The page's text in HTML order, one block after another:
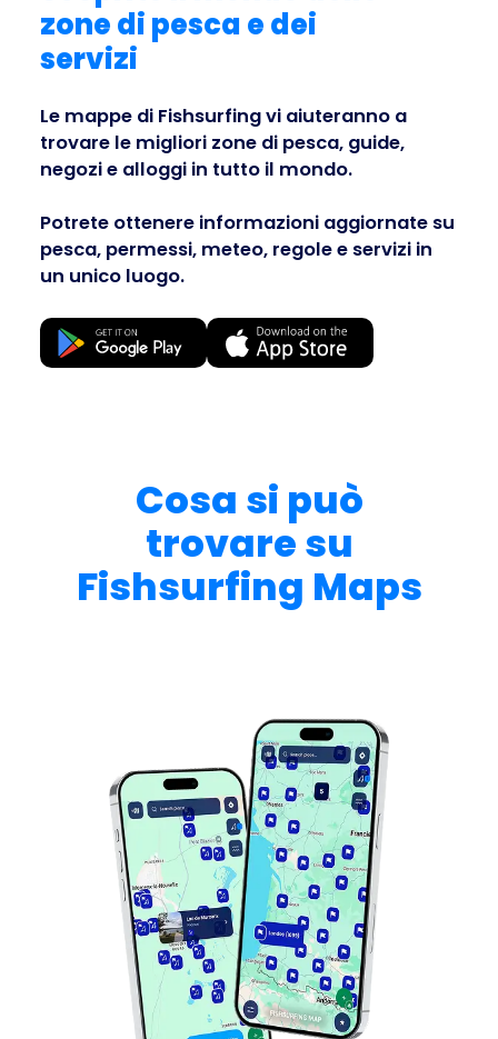
zone di pesca e dei
servizi
Le mappe di Fishsurfing vi aiuteranno a
trovare le migliori zone di pesca, guide,
negozi e alloggi in tutto il mondo.
Potrete ottenere informazioni aggiornate su
pesca, permessi, meteo, regole e servizi in
un unico luogo.
Cosa si può
trovare su
Fishsurfing Maps